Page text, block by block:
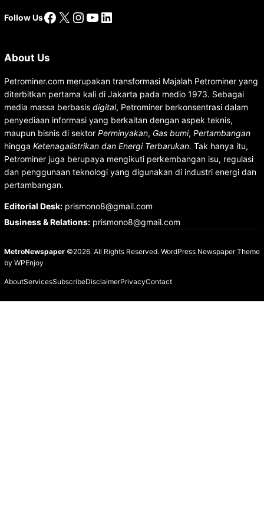
Follow UsFacebook
X Instagram
YouTube
LinkedIn
About Us
Petrominer.com merupakan transformasi Majalah Petrominer yang
diterbitkan pertama kali di Jakarta pada medio 1973. Sebagai
media massa berbasis digital, Petrominer berkonsentrasi dalam
penyediaan informasi yang berkaitan dengan aspek teknis,
maupun bisnis di sektor Perminyakan, Gas bumi, Pertambangan
hingga Ketenagalistrikan dan Energi Terbarukan. Tak hanya itu,
Petrominer juga berupaya mengikuti perkembangan isu, regulasi
dan penggunaan teknologi yang digunakan di industri energi dan
pertambangan.
Editorial Desk:prismono8@gmail.com
Business & Relations:prismono8@gmail.com
MetroNewspaper©2026. All Rights Reserved. WordPress Newspaper Theme
by WPEnjoy
AboutServicesSubscribeDisclaimerPrivacyContact